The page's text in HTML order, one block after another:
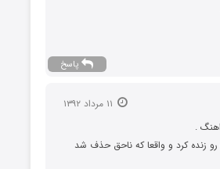
پاسخ
.
زنده کرد و واقعا که ناحق حذف شد